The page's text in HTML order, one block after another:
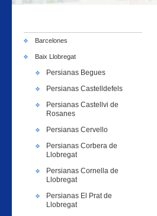
Barcelones
Baix Llobregat
Persianas Begues
Persianas Castelldefels
Persianas Castellvi de
Rosanes
Persianas Cervello
Persianas Corbera de
Llobregat
Persianas Cornella de
Llobregat
Persianas El Prat de
Llobregat